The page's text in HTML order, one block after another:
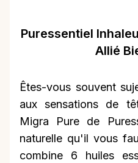
Puressentiel
Allié
Êtes-vous souvent
aux sensations de
Migra Pure de
naturelle qu'il vous
combine 6 huiles